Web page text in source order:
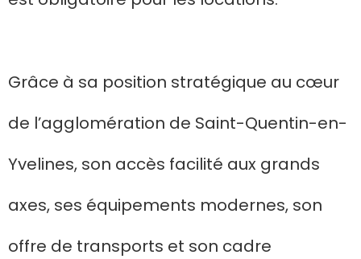
Grâce à sa position stratégique au cœur
de l’agglomération de Saint-Quentin-en-
Yvelines, son accès facilité aux grands
axes, ses équipements modernes, son
offre de transports et son cadre